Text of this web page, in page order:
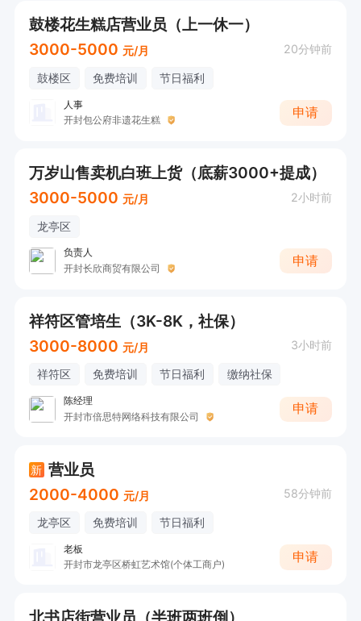
鼓楼花生糕店营业员（上一休一）
3000-5000 元/月 20分钟前
鼓楼区 免费培训 节日福利
人事
开封包公府非遗花生糕
申请
万岁山售卖机白班上货（底薪3000+提成）
3000-5000 元/月 2小时前
龙亭区
负责人
开封长欣商贸有限公司
申请
祥符区管培生（3K-8K，社保）
3000-8000 元/月 3小时前
祥符区 免费培训 节日福利 缴纳社保
陈经理
开封市倍思特网络科技有限公司
申请
新 营业员
2000-4000 元/月 58分钟前
龙亭区 免费培训 节日福利
老板
开封市龙亭区桥虹艺术馆(个体工商户)
申请
北书店街营业员（半班两班倒）